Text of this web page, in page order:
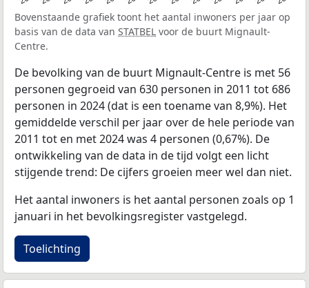
Bovenstaande grafiek toont het aantal inwoners per jaar op
basis van de data van STATBEL voor de buurt Mignault-
Centre.
De bevolking van de buurt Mignault-Centre is met 56
personen gegroeid van 630 personen in 2011 tot 686
personen in 2024 (dat is een toename van 8,9%). Het
gemiddelde verschil per jaar over de hele periode van
2011 tot en met 2024 was 4 personen (0,67%). De
ontwikkeling van de data in de tijd volgt een licht
stijgende trend: De cijfers groeien meer wel dan niet.
Het aantal inwoners is het aantal personen zoals op 1
januari in het bevolkingsregister vastgelegd.
Toelichting